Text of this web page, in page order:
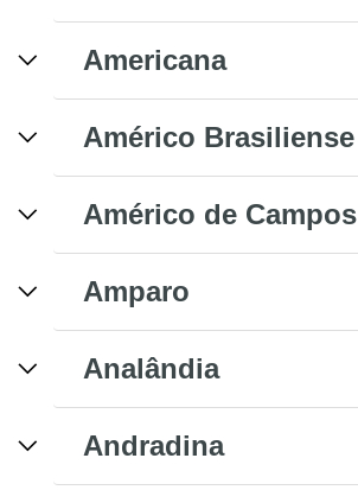
Americana
Américo Brasiliense
Américo de Campos
Amparo
Analândia
Andradina